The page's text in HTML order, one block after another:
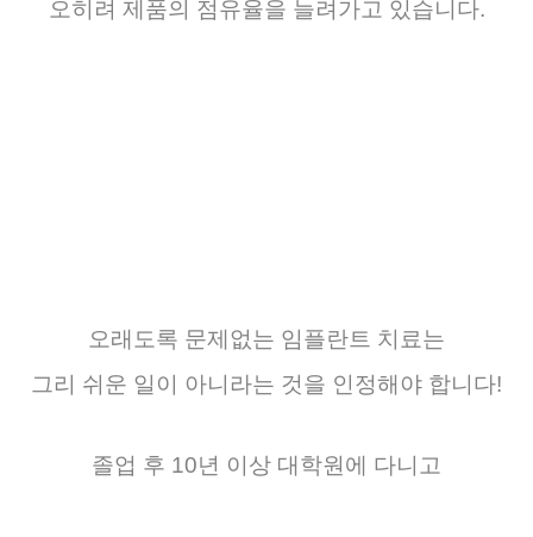
오히려 제품의 점유율을 늘려가고 있습니다.
오래도록 문제없는 임플란트 치료는
그리 쉬운 일이 아니라는 것을 인정해야 합니다!
졸업 후 10년 이상 대학원에 다니고